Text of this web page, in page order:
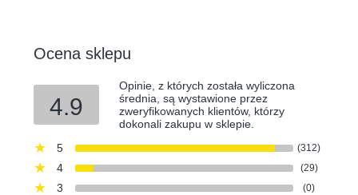
Ocena sklepu
4.9
Opinie, z których została wyliczona
średnia, są wystawione przez
zweryfikowanych klientów, którzy
dokonali zakupu w sklepie.
5
(312)
4 (29)
3 (0)